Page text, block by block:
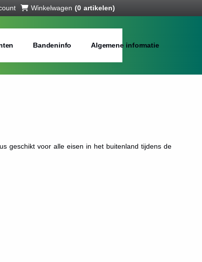
Winkelwagen (0 artikelen)
Bandeninfo Algemene informatie
geschikt voor alle eisen in het buitenland tijdens de